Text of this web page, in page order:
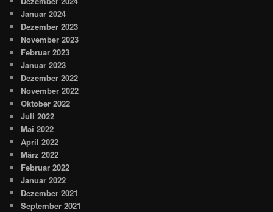
Januar 2024
Dezember 2023
November 2023
Februar 2023
Januar 2023
Dezember 2022
November 2022
Oktober 2022
Juli 2022
Mai 2022
April 2022
März 2022
Februar 2022
Januar 2022
Dezember 2021
September 2021